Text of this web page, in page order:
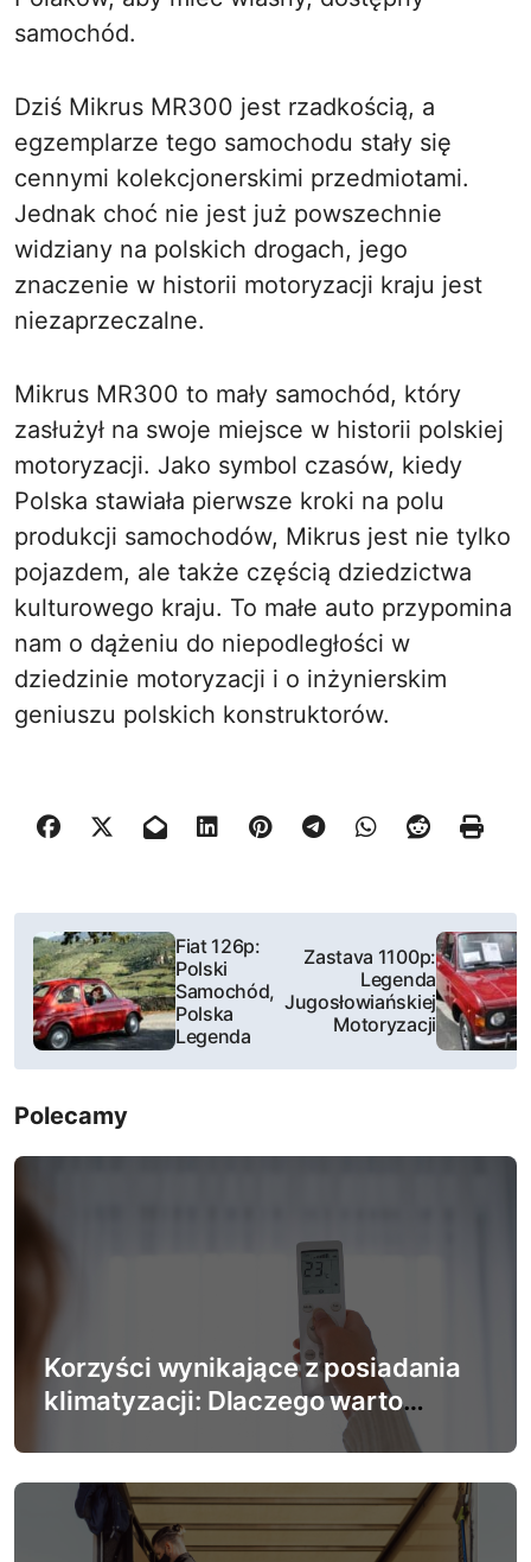
samochód.
Dziś Mikrus MR300 jest rzadkością, a
egzemplarze tego samochodu stały się
cennymi kolekcjonerskimi przedmiotami.
Jednak choć nie jest już powszechnie
widziany na polskich drogach, jego
znaczenie w historii motoryzacji kraju jest
niezaprzeczalne.
Mikrus MR300 to mały samochód, który
zasłużył na swoje miejsce w historii polskiej
motoryzacji. Jako symbol czasów, kiedy
Polska stawiała pierwsze kroki na polu
produkcji samochodów, Mikrus jest nie tylko
pojazdem, ale także częścią dziedzictwa
kulturowego kraju. To małe auto przypomina
nam o dążeniu do niepodległości w
dziedzinie motoryzacji i o inżynierskim
geniuszu polskich konstruktorów.
N
w
i
g
a
c
i
Fiat 126p:
Polski
Samochód,
Polska
Legenda
Zastava 1100p:
Legenda
Jugosłowiańskiej
Motoryzacji
Polecamy
Korzyści wynikające z posiadania
klimatyzacji: Dlaczego warto
zainwestować w system chłodzenia